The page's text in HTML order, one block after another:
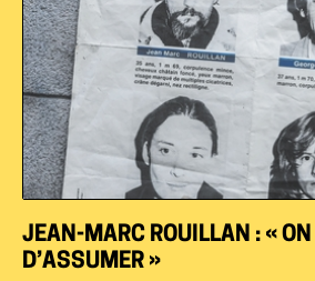
JEAN-MARC ROUILLAN : «
D’ASSUMER »